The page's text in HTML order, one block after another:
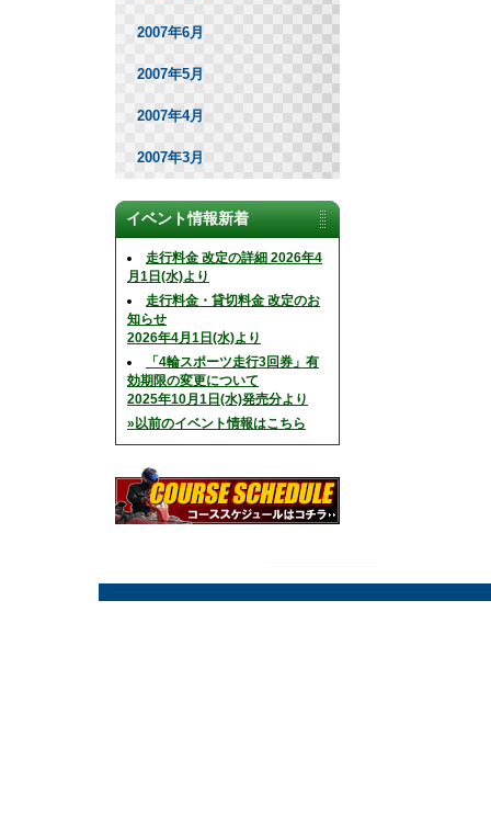
2007年6月
2007年5月
2007年4月
2007年3月
イベント情報新着
走行料金 改定の詳細 2026年4
月1日(水)より
走行料金・貸切料金 改定のお
知らせ
2026年4月1日(水)より
「4輪スポーツ走行3回券」有
効期限の変更について
2025年10月1日(水)発売分より
»以前のイベント情報はこちら